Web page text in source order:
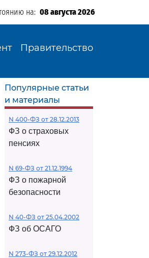
на: 08 августа 2026
Правительство
Популярные статьи
и материалы
N 400-ФЗ от 28.12.2013
ФЗ о страховых
пенсиях
N 69-ФЗ от 21.12.1994
ФЗ о пожарной
безопасности
N 40-ФЗ от 25.04.2002
ФЗ об ОСАГО
N 273-ФЗ от 29.12.2012